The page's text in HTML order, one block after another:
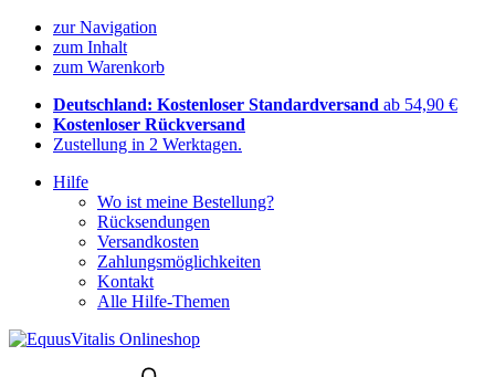
zur Navigation
zum Inhalt
zum Warenkorb
Deutschland: Kostenloser Standardversand ab 54,90 €
Kostenloser Rückversand
Zustellung in 2 Werktagen.
Hilfe
Wo ist meine Bestellung?
Rücksendungen
Versandkosten
Zahlungsmöglichkeiten
Kontakt
Alle Hilfe-Themen